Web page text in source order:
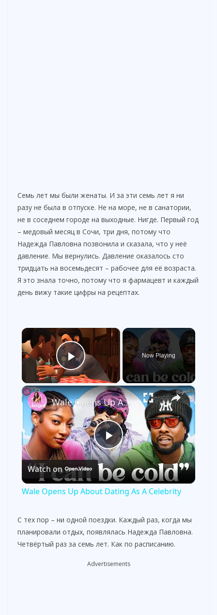
Семь лет мы были женаты. И за эти семь лет я ни
разу не была в отпуске. Не на море, не в санатории,
не в соседнем городе на выходные. Нигде. Первый год
– медовый месяц в Сочи, три дня, потому что
Надежда Павловна позвонила и сказала, что у неё
давление. Мы вернулись. Давление оказалось сто
тридцать на восемьдесят – рабочее для её возраста.
Я это знала точно, потому что я фармацевт и каждый
день вижу такие цифры на рецептах.
×
Play Video
Now Playing
×
P
l
y
V
Wale Opens Up About Dating As A Celebrity
Watch on
Wale Opens Up About Dating As A Celebrity
С тех пор – ни одной поездки. Каждый раз, когда мы
планировали отдых, появлялась Надежда Павловна.
Четвёртый раз за семь лет. Как по расписанию.
Advertisements